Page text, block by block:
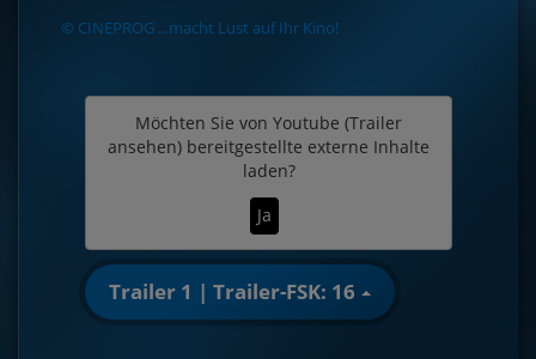
© CINEPROG ...macht Lust auf Ihr Kino!
Möchten Sie von Youtube (Trailer
ansehen) bereitgestellte externe Inhalte
laden?
Ja
Trailer 1 | Trailer-FSK: 16